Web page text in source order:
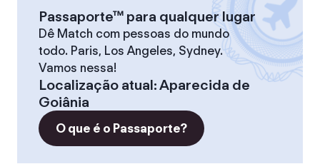
Passaporte™ para qualquer lugar
Dê Match com pessoas do mundo
todo. Paris, Los Angeles, Sydney.
Vamos nessa!
Localização atual:Aparecida de
Goiânia
O que é o Passaporte?